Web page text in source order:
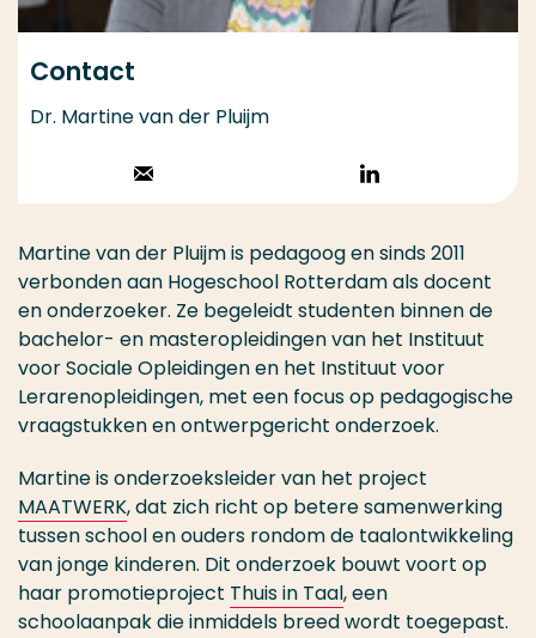
Contact
Dr. Martine van der Pluijm
Stuur een email
Volg op
LinkedIn
Martine van der Pluijm is pedagoog en sinds 2011
verbonden aan Hogeschool Rotterdam als docent
en onderzoeker. Ze begeleidt studenten binnen de
bachelor- en masteropleidingen van het Instituut
voor Sociale Opleidingen en het Instituut voor
Lerarenopleidingen, met een focus op pedagogische
vraagstukken en ontwerpgericht onderzoek.
Martine is onderzoeksleider van het project
MAATWERK, dat zich richt op betere samenwerking
tussen school en ouders rondom de taalontwikkeling
van jonge kinderen. Dit onderzoek bouwt voort op
haar promotieproject Thuis in Taal, een
schoolaanpak die inmiddels breed wordt toegepast.